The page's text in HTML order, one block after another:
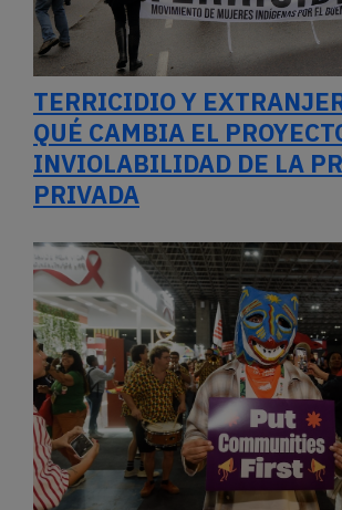
TERRICIDIO Y
QUÉ CAMBIA EL
INVIOLABILIDAD DE LA
PRIVADA